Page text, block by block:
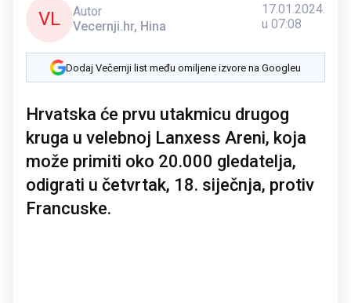
VL
Autor
Vecernji.hr, Hina
17.01.2024.
u 07:08
Dodaj Večernji list među omiljene izvore na Googleu
Hrvatska će prvu utakmicu drugog
kruga u velebnoj Lanxess Areni, koja
može primiti oko 20.000 gledatelja,
odigrati u četvrtak, 18. siječnja, protiv
Francuske.